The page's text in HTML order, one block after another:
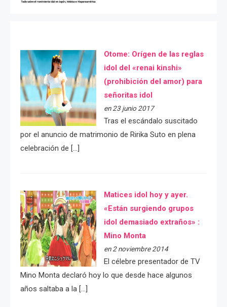
Otome: Orígen de las reglas
idol del «renai kinshi»
(prohibición del amor) para
señoritas idol
en 23 junio 2017
Tras el escándalo suscitado
por el anuncio de matrimonio de Ririka Suto en plena
celebración de […]
Matices idol hoy y ayer.
«Están surgiendo grupos
idol demasiado extraños» :
Mino Monta
en 2 noviembre 2014
El célebre presentador de TV
Mino Monta declaró hoy lo que desde hace algunos
años saltaba a la […]